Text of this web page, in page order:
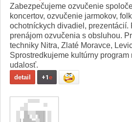
Zabezpečujeme ozvučenie
koncertov, ozvučenie jarmokov,
ochotníckych divadiel, prezentácií.
prenájom ozvučenia s obsluhou.
techniky Nitra, Zlaté Moravce,
Sprostredkujeme kultúrny program
udalosť.
detail +1e